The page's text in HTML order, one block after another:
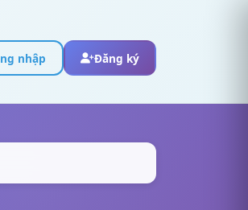
nhập Đăng ký